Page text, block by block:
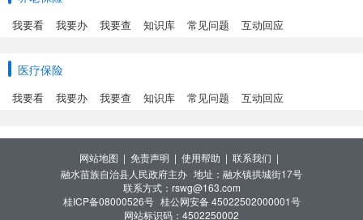
我要看 我要办 我要查 知识库 常见问题 互动回应
医疗保险
我要看 我要办 我要查 知识库 常见问题 互动回应
网站地图 | 免责声明 | 使用帮助 | 联系我们 |
融水苗族自治县人民政府主办 地址：融水镇拱城街17号
联系方式：rswg@163.com
桂ICP备08000526号 桂公网安备 45022502000001号
网站标识码：4502250002